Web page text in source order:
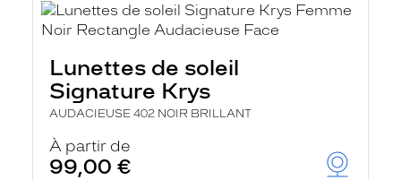
Lunettes de soleil
Signature Krys
AUDACIEUSE 402 NOIR BRILLANT
À partir de
99,00 €